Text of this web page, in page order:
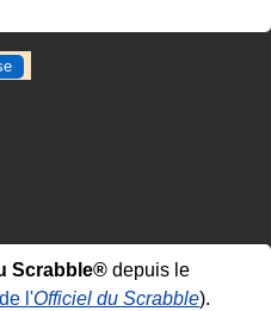
Scrabble® depuis le
l'Officiel du Scrabble).